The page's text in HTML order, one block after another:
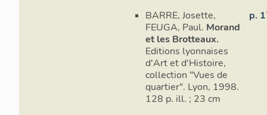
BARRE, Josette,
FEUGA, Paul. Morand
et les Brotteaux.
Editions lyonnaises
d'Art et d'Histoire,
collection "Vues de
quartier". Lyon, 1998.
128 p. ill. ; 23 cm
p.